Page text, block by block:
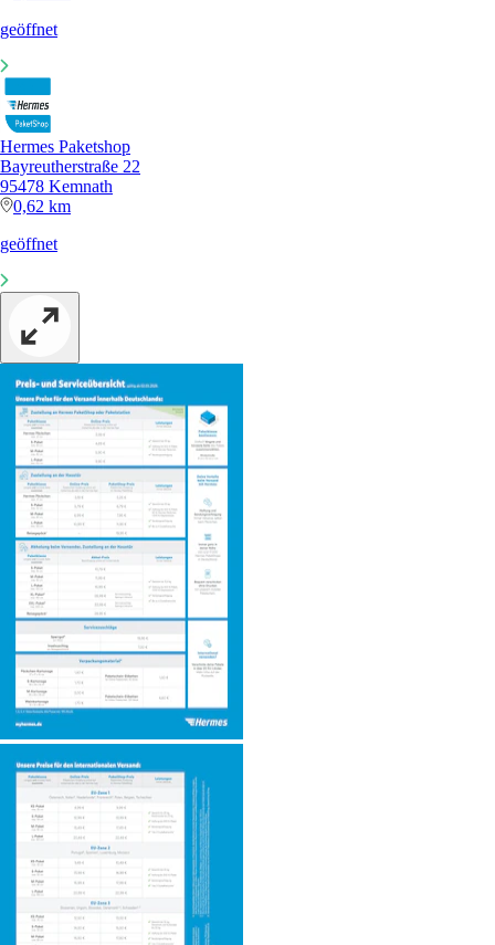
geöffnet
Hermes Paketshop
Bayreutherstraße 22
95478 Kemnath
0,62 km
geöffnet